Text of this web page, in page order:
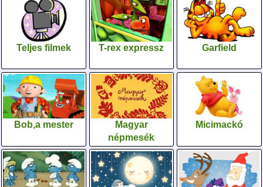
Teljes filmek T-rex expressz Garfield
Bob,a mester
Magyar
népmesék
Micimackó